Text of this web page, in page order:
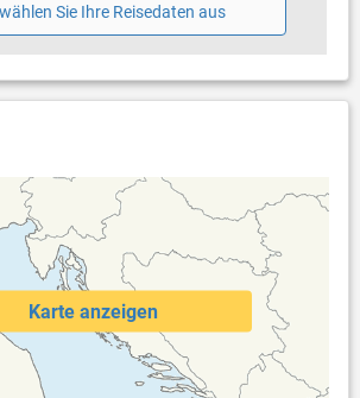
Sie Ihre Reisedaten aus
Karte anzeigen